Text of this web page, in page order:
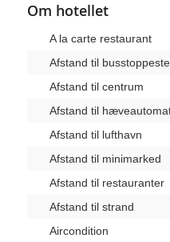
Om hotellet
A la carte restaurant
Afstand til
Afstand til centrum
Afstand til
Afstand til lufthavn
Afstand til minimarked
Afstand til restauranter
Afstand til strand
Aircondition